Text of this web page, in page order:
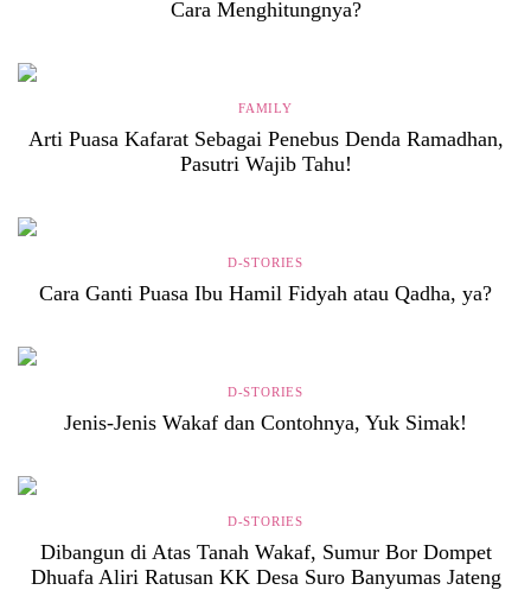
Cara Menghitungnya?
FAMILY
Arti Puasa Kafarat Sebagai Penebus Denda Ramadhan,
Pasutri Wajib Tahu!
D-STORIES
Cara Ganti Puasa Ibu Hamil Fidyah atau Qadha, ya?
D-STORIES
Jenis-Jenis Wakaf dan Contohnya, Yuk Simak!
D-STORIES
Dibangun di Atas Tanah Wakaf, Sumur Bor Dompet
Dhuafa Aliri Ratusan KK Desa Suro Banyumas Jateng